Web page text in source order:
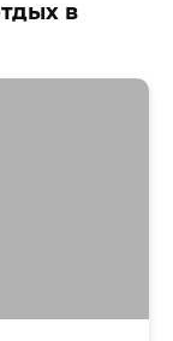
в